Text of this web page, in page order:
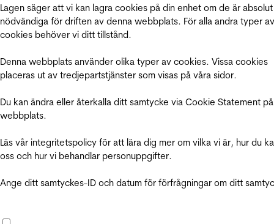
Lagen säger att vi kan lagra cookies på din enhet om de är absolut
nödvändiga för driften av denna webbplats. För alla andra typer av
cookies behöver vi ditt tillstånd.
Denna webbplats använder olika typer av cookies. Vissa cookies
placeras ut av tredjepartstjänster som visas på våra sidor.
Du kan ändra eller återkalla ditt samtycke via Cookie Statement
webbplats.
Läs vår integritetspolicy för att lära dig mer om vilka vi är, hur du
oss och hur vi behandlar personuppgifter.
Ange ditt samtyckes-ID och datum för förfrågningar om ditt